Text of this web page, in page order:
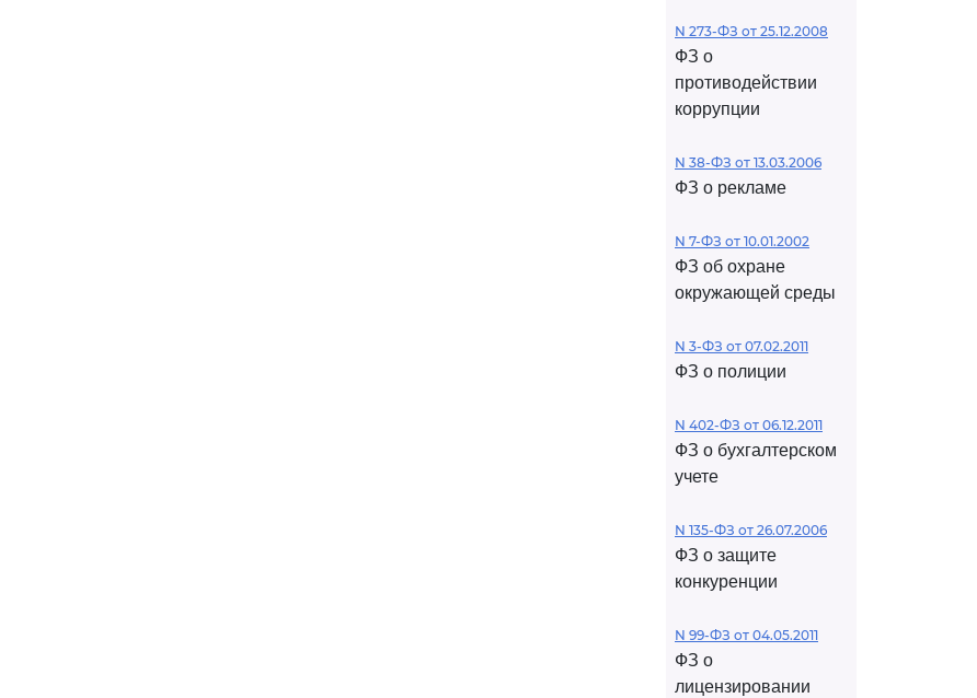
N 273-ФЗ от 25.12.2008
ФЗ о
противодействии
коррупции
N 38-ФЗ от 13.03.2006
ФЗ о рекламе
N 7-ФЗ от 10.01.2002
ФЗ об охране
окружающей среды
N 3-ФЗ от 07.02.2011
ФЗ о полиции
N 402-ФЗ от 06.12.2011
ФЗ о бухгалтерском
учете
N 135-ФЗ от 26.07.2006
ФЗ о защите
конкуренции
N 99-ФЗ от 04.05.2011
ФЗ о
лицензировании